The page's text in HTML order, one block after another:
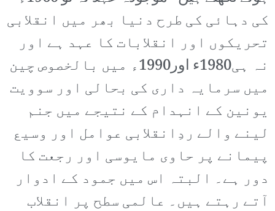
کی دہائی کی طرح دنیا بھر میں انقلابی
تحریکوں اور انقلابات کا عہد ہے اور
نہ ہی1980ء اور1990ء میں بالخصوص چین
میں سرمایہ داری کی بحالی اور سوویت
یونین کے انہدام کے نتیجے میں جنم
لینے والے ردِانقلابی عوامل اور وسیع
پیمانے پر حاوی مایوسی اور رجعت کا
دور ہے۔ البتہ اس میں جمود کے ادوار
آتے رہتے ہیں۔ عالمی سطح پر انقلاب